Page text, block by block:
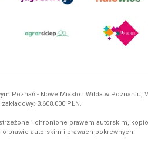
Poznań - Nowe Miasto i Wilda w Poznaniu,
3.608.000 PLN.
i chronione prawem autorskim,
o prawie autorskim i prawach pokrewnych.